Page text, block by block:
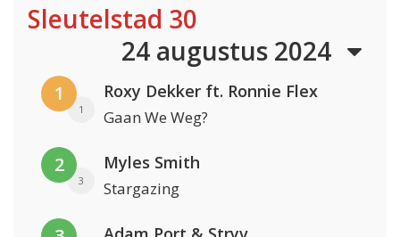
Sleutelstad 30
24 augustus 2024
1
1
Roxy Dekker ft. Ronnie Flex
Gaan We Weg?
2
3
Myles Smith
Stargazing